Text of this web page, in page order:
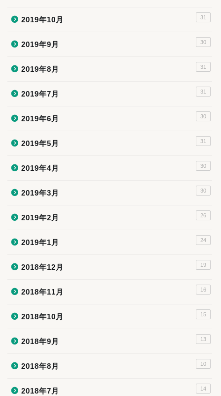
2019年10月 31
2019年9月 30
2019年8月 31
2019年7月 31
2019年6月 30
2019年5月 31
2019年4月 30
2019年3月 30
2019年2月 26
2019年1月 24
2018年12月 19
2018年11月 16
2018年10月 15
2018年9月 13
2018年8月 10
2018年7月 14